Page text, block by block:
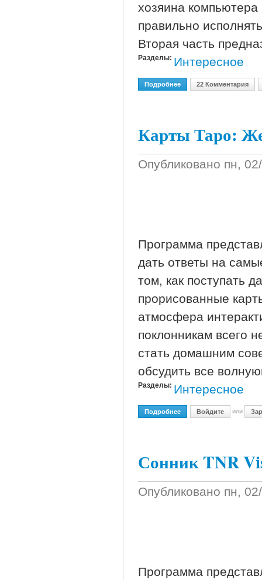
хозяина
правильно
Вторая часть
Разделы: Интересное
Подробнее О Детектор Лжи 1,0
22 Комментария
Карты Таро:
Опубликовано пн,
Программа
дать ответы на
том, как поступать
прорисованные
атмосфера
поклонникам всего
стать домашним
обсудить все
Разделы: Интересное
Подробнее О Карты Таро: Желание
Войдите или
Сонник TNR
Опубликовано пн,
Программа